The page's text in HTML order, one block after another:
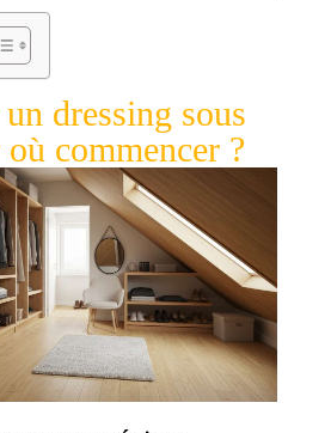
dressing sous
commencer ?